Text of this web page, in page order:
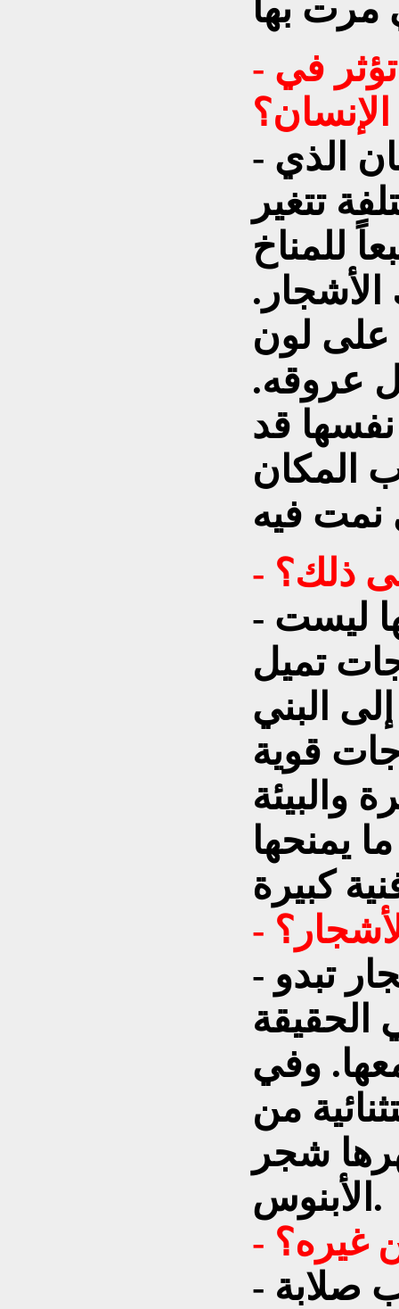
- هل تقصد أن البيئة تؤثر في
- نعم، إلى حد بعيد. الإنسان الذي
تتغير
للمناخ
على لون
عروقه.
قد
المكان
ذلك؟
- شجرة الجوز مثلاً. ألوانها ليست
تميل
البني
قوية
يمنحها
- هذا جانب مهم. بعض الأشجار تبدو
الحقيقة
وفي
من
شجر
الأبنوس.
غيره؟
- الأبنوس من أكثر الأخشاب صلابة